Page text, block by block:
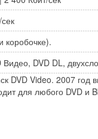
коробочке).
DVD DL,
DVD Video. 2007 год
для любого DVD и